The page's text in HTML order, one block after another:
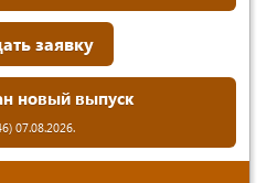
заявку
новый выпуск
07.08.2026.